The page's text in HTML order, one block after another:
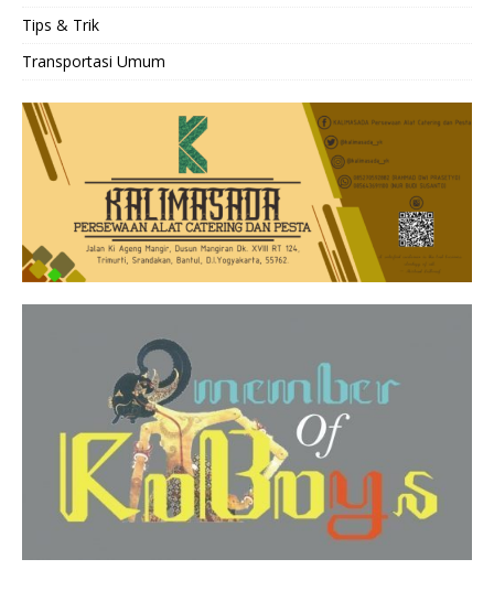
Tips & Trik
Transportasi Umum